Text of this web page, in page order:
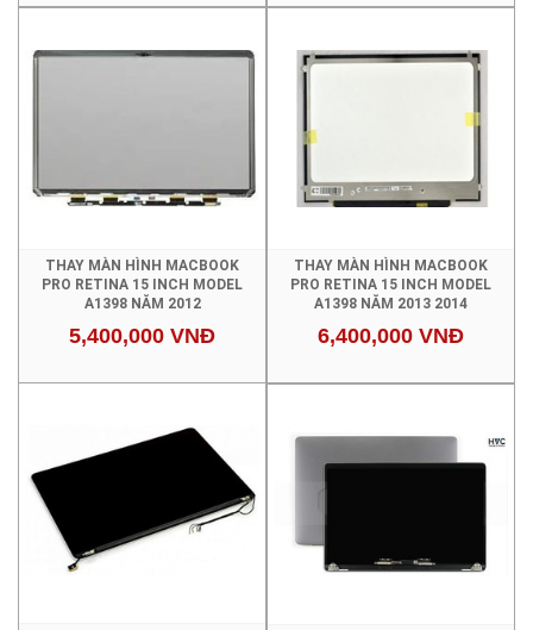
THAY MÀN HÌNH MACBOOK
PRO RETINA 15 INCH MODEL
A1398 NĂM 2012
5,400,000 VNĐ
THAY MÀN HÌNH MACBOOK
PRO RETINA 15 INCH MODEL
A1398 NĂM 2013 2014
6,400,000 VNĐ